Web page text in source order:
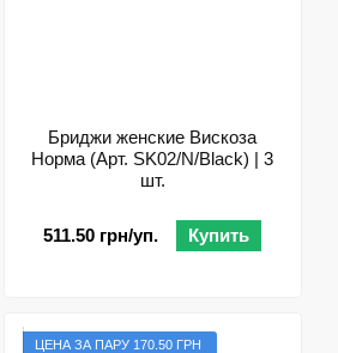
Бриджи женские Вискоза
Норма (Арт. SK02/N/Black) | 3
шт.
511.50 грн/уп. Купить
ЦЕНА ЗА ПАРУ 170.50 ГРН